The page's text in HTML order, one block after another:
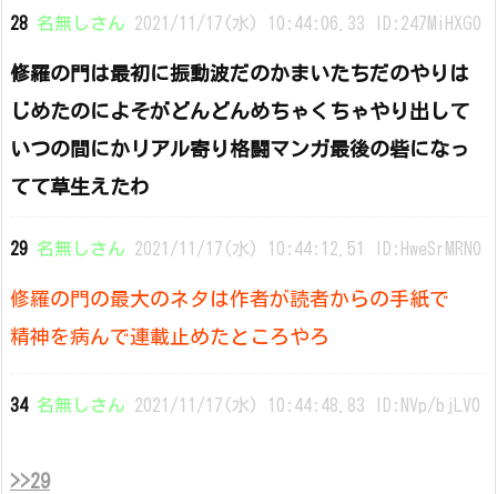
28 名無しさん 2021/11/17(水) 10:44:06.33 ID:247MiHXG0
修羅の門は最初に振動波だのかまいたちだのやりは
じめたのによそがどんどんめちゃくちゃやり出して
いつの間にかリアル寄り格闘マンガ最後の砦になっ
てて草生えたわ
29 名無しさん 2021/11/17(水) 10:44:12.51 ID:HweSrMRN0
修羅の門の最大のネタは作者が読者からの手紙で
精神を病んで連載止めたところやろ
34 名無しさん 2021/11/17(水) 10:44:48.83 ID:NVp/bjLV0
>>29